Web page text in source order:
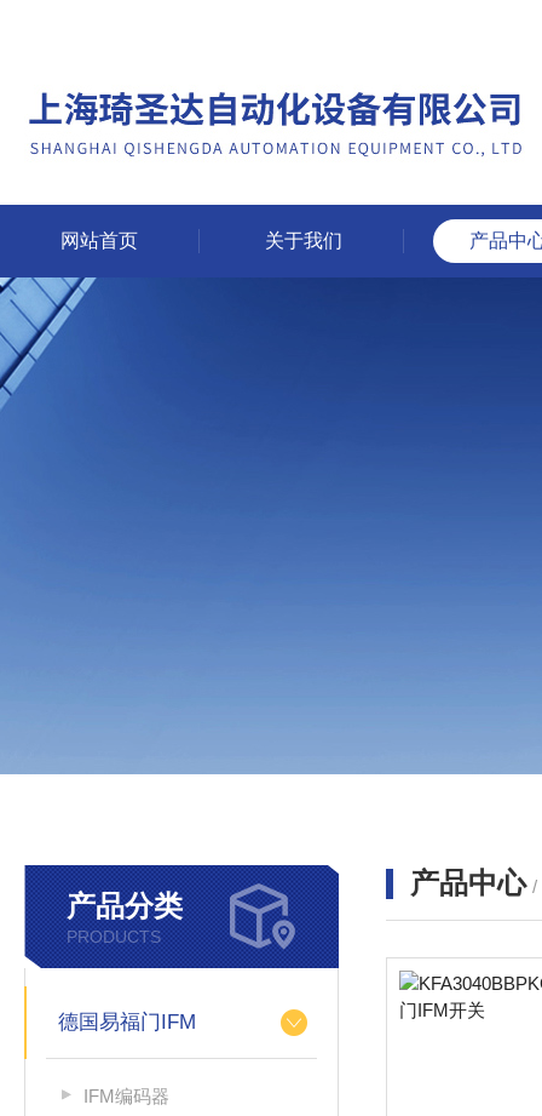
网站首页 关于我们 产品中
产品分类
PRODUCTS
德国易福门IFM
IFM编码器
产品中心 /